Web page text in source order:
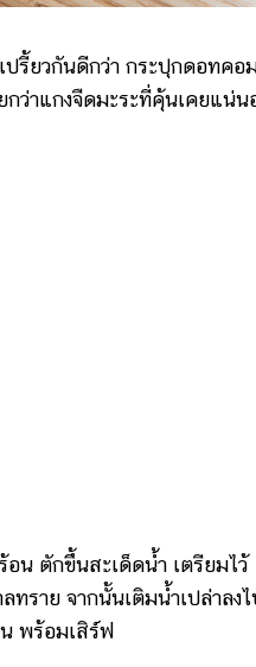
รี้ยวกันดีกว่า กระปุกดอทคอ
ว่าแกงจืดมะระที่คุ้นเคยแน่น
น ตักขึ้นสะเด็ดน้ำ เตรียมไว้
ราย จากนั้นเติมน้ำเปล่าลง
พร้อมเสิร์ฟ